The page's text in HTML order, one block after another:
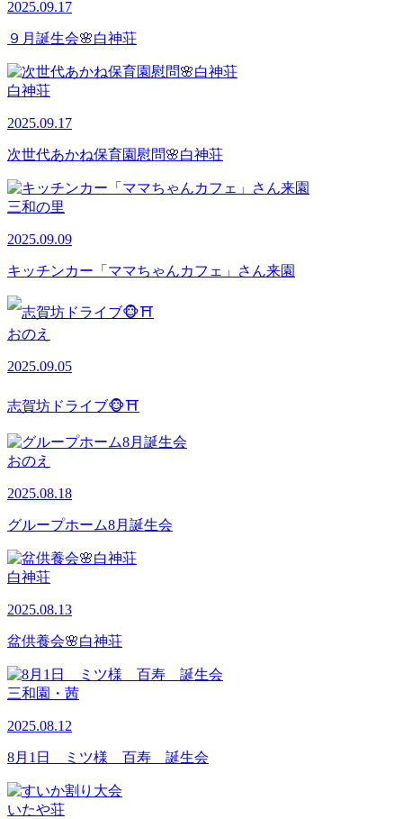
2025.09.17
９月誕生会🌸白神荘
白神荘
2025.09.17
次世代あかね保育園慰問🌸白神荘
三和の里
2025.09.09
キッチンカー「ママちゃんカフェ」さん来園
おのえ
2025.09.05
志賀坊ドライブ🐵⛩
おのえ
2025.08.18
グループホーム8月誕生会
白神荘
2025.08.13
盆供養会🌸白神荘
三和園・茜
2025.08.12
8月1日 ミツ様 百寿 誕生会
いたや荘